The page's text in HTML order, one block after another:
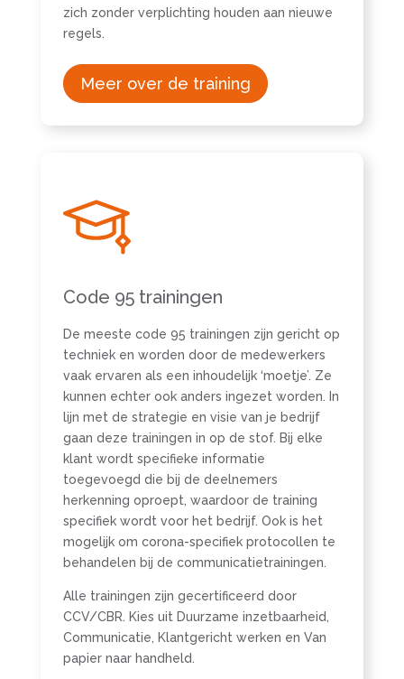
zich zonder verplichting houden aan nieuwe
regels.
Meer over de training
Code 95 trainingen
De meeste code 95 trainingen zijn gericht op
techniek en worden door de medewerkers
vaak ervaren als een inhoudelijk ‘moetje’. Ze
kunnen echter ook anders ingezet worden. In
lijn met de strategie en visie van je bedrijf
gaan deze trainingen in op de stof. Bij elke
klant wordt specifieke informatie
toegevoegd die bij de deelnemers
herkenning oproept, waardoor de training
specifiek wordt voor het bedrijf. Ook is het
mogelijk om corona-specifiek protocollen te
behandelen bij de communicatietrainingen.
Alle trainingen zijn gecertificeerd door
CCV/CBR. Kies uit Duurzame inzetbaarheid,
Communicatie, Klantgericht werken en Van
papier naar handheld.